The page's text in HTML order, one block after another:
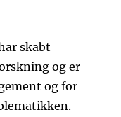
skabt
og er
og for